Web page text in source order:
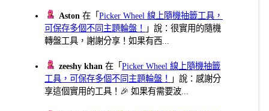
Aston 在「Picker Wheel 線上隨機抽籤工具，
可保存多個不同主題輪盤！
」說：很實用的隨機
轉盤工具，謝謝分享！如果有西...
zeeshy khan 在「Picker Wheel 線上隨機抽籤
工具，可保存多個不同主題輪盤！
」說：感謝分
享這個實用的工具！🎉 如果有需要波...